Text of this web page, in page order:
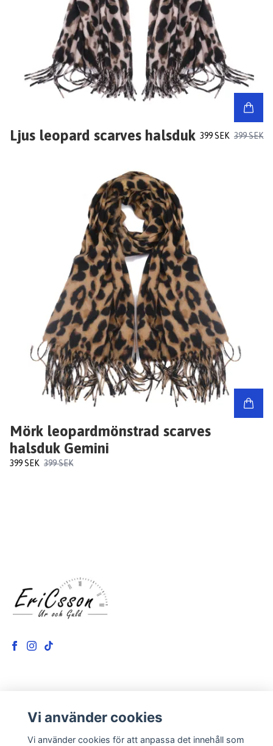
Ljus leopard scarves halsduk 399 SEK 399 SEK
Mörk leopardmönstrad scarves
halsduk Gemini
399 SEK 399 SEK
Kontakt
Om oss
Vi använder cookies
Vi använder cookies för att anpassa det innehåll som